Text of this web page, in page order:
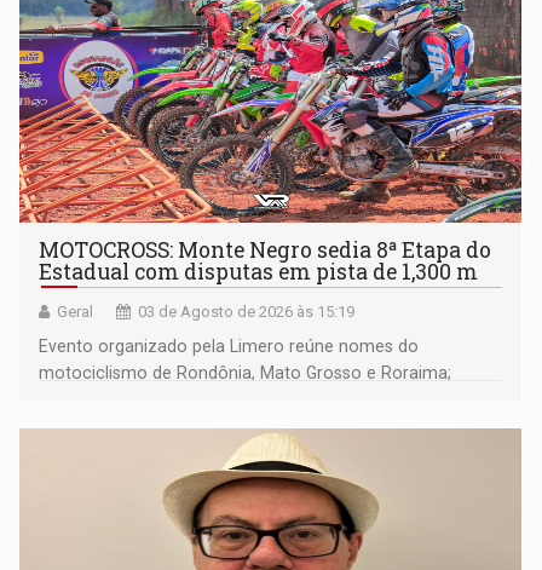
MOTOCROSS: Monte Negro sedia 8ª Etapa do
Estadual com disputas em pista de 1,300 m
Geral 03 de Agosto de 2026 às 15:19
Evento organizado pela Limero reúne nomes do
motociclismo de Rondônia, Mato Grosso e Roraima;